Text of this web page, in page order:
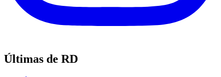
Últimas de RD